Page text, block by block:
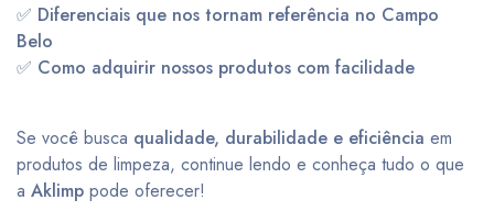
✅ Diferenciais que nos tornam referência no Campo
Belo
✅ Como adquirir nossos produtos com facilidade
Se você busca qualidade, durabilidade e eficiência em
produtos de limpeza, continue lendo e conheça tudo o que
a Aklimp pode oferecer!